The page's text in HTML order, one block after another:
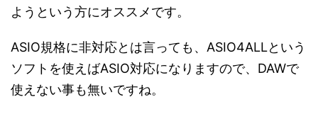
ようという方にオススメです。
ASIO規格に非対応とは言っても、ASIO4ALLという
ソフトを使えばASIO対応になりますので、DAWで
使えない事も無いですね。